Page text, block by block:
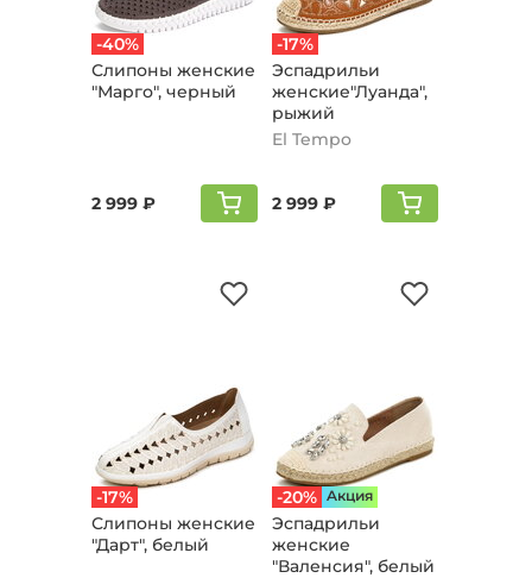
-40%
Слипоны женские
"Марго", черный
2 999 ₽
-17%
Эспадрильи
женские"Луанда",
рыжий
El Tempo
2 999 ₽
-17%
Слипоны женские
"Дарт", белый
-20% Aкция
Эспадрильи
женские
"Валенсия", белый